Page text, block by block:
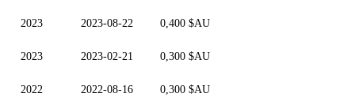
2023 2023-08-22 0,400 $AU
2023 2023-02-21 0,300 $AU
2022 2022-08-16 0,300 $AU